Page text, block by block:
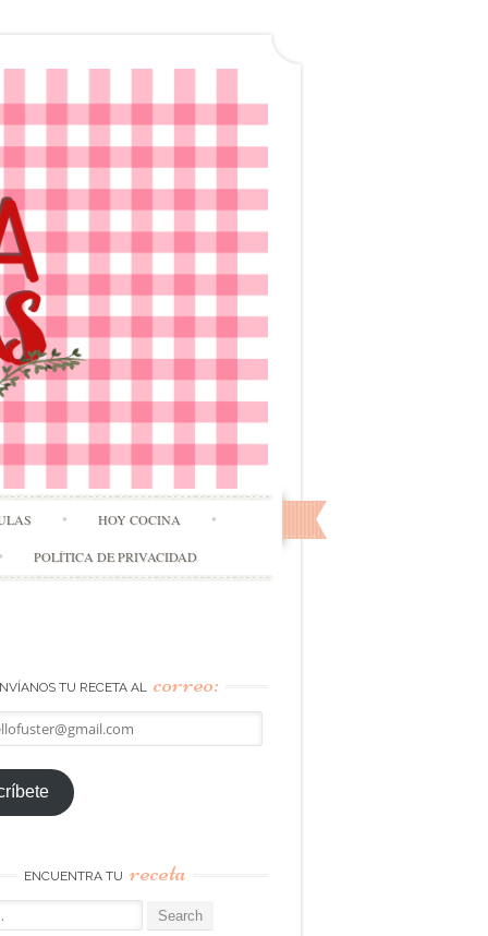
HOY COCINA
POLÍTICA DE PRIVACIDAD
TU RECETA AL correo:
ENCUENTRA TU receta